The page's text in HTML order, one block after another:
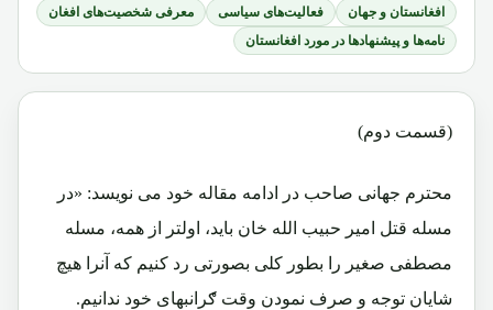
افغانستان و جهان فعالیت‌های سیاسی
معرفی شخصیت‌های افغان
نامه‌ها و پیشنهادها در مورد افغانستان
(قسمت دوم)
محترم جهانی صاحب در ادامه مقاله خود می نویسد: «در
مسله قتل امیر حبیب الله خان باید، اولتر از همه، مسله
مصطفی صغیر را بطور کلی بصورتی رد کنیم که آنرا هیچ
شایان توجه و صرف نمودن وقت ګرانبهای خود ندانیم.